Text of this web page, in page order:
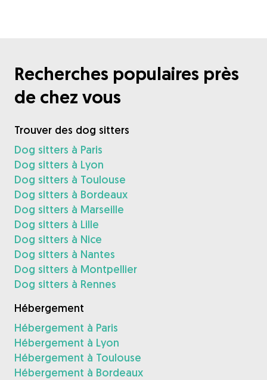
Recherches populaires près
de chez vous
Trouver des dog sitters
Dog sitters à Paris
Dog sitters à Lyon
Dog sitters à Toulouse
Dog sitters à Bordeaux
Dog sitters à Marseille
Dog sitters à Lille
Dog sitters à Nice
Dog sitters à Nantes
Dog sitters à Montpellier
Dog sitters à Rennes
Hébergement
Hébergement à Paris
Hébergement à Lyon
Hébergement à Toulouse
Hébergement à Bordeaux